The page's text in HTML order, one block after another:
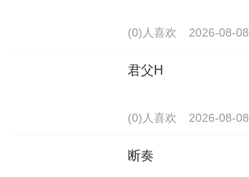
(0)人喜欢 2026-08-08
君父H
(0)人喜欢 2026-08-08
断奏